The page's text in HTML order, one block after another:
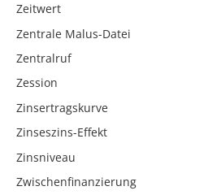
Zeitwert
Zentrale Malus-Datei
Zentralruf
Zession
Zinsertragskurve
Zinseszins-Effekt
Zinsniveau
Zwischenfinanzierung